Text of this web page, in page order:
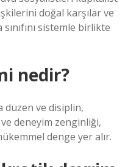
doğal karşılar ve
sistemle birlikte
nedir?
düzen ve disiplin,
ve deneyim zenginliği,
denge yer alır.